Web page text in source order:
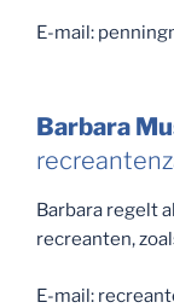
E-mail:
Barbara
Barbara regelt
recreanten,
E-mail: